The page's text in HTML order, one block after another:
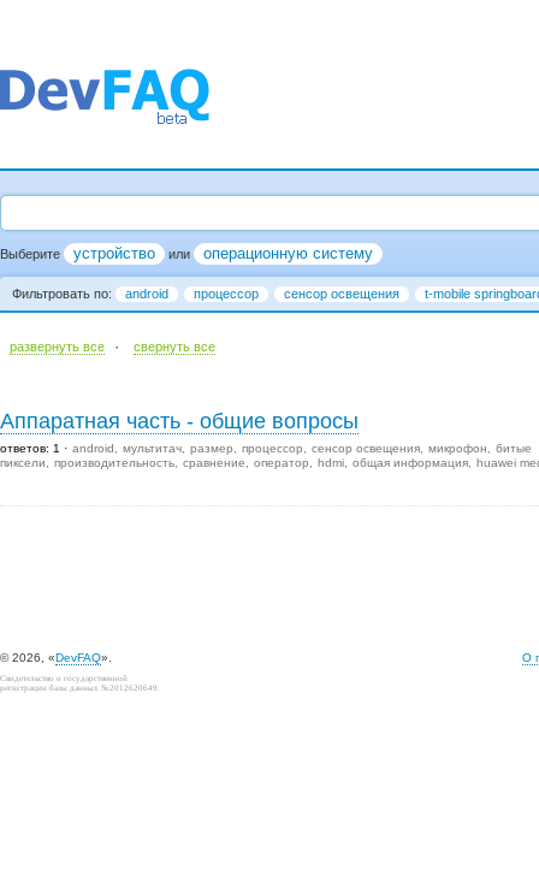
Выберите устройство или операционную систему
Фильтровать по: android процессор сенсор освещения t-mobile
развернуть все · cвернуть все
Аппаратная часть - общие вопросы
ответов: 1 android мультитач размер процессор сенсор освещения микрофон
битые
пиксели
производительность сравнение оператор hdmi общая информация huawei
© 2026, «DevFAQ». О
Свидетельство о государственной
регистрации базы данных №2012620649.